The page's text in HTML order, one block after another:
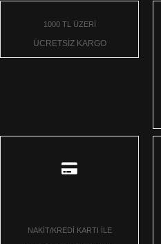
1000 TL ÜZERİ
ÜCRETSİZ KARGO
NAKİT/KREDİ KARTI İLE